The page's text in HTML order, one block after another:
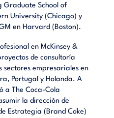
Graduate School of
University (Chicago) y
en Harvard (Boston).
en McKinsey &
de consultoría
empresariales en
Portugal y Holanda. A
a The Coca-Cola
la dirección de
Estrategia (Brand Coke)